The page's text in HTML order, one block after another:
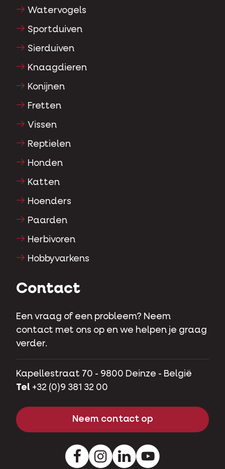
Watervogels
Sportduiven
Sierduiven
Knaagdieren
Konijnen
Fretten
Vissen
Reptielen
Honden
Katten
Hoenders
Paarden
Herbivoren
Hobbyvarkens
Contact
Een vraag of een probleem? Neem
contact met ons op en we helpen je graag
verder.
Kapellestraat 70 - 9800 Deinze - België
Tel +32 (0)9 381 32 00
Neem contact op
FacebookInstagramLinkedInYoutube